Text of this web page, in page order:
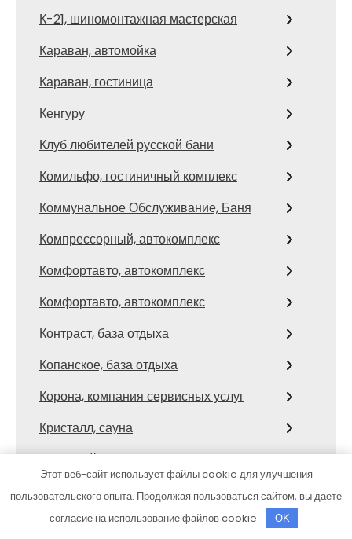
К-21, шиномонтажная мастерская
Караван, автомойка
Караван, гостиница
Кенгуру
Клуб любителей русской бани
Комильфо, гостиничный комплекс
Коммунальное Обслуживание, Баня
Компрессорный, автокомплекс
Комфортавто, автокомплекс
Комфортавто, автокомплекс
Контраст, база отдыха
Копанское, база отдыха
Корона, компания сервисных услуг
Кристалл, сауна
Любимый
Люкс, сауна
Люкс, сауна
Этот веб-сайт использует файлы cookie для улучшения
пользовательского опыта. Продолжая пользоваться сайтом, вы даете
согласие на использование файлов cookie.
OK